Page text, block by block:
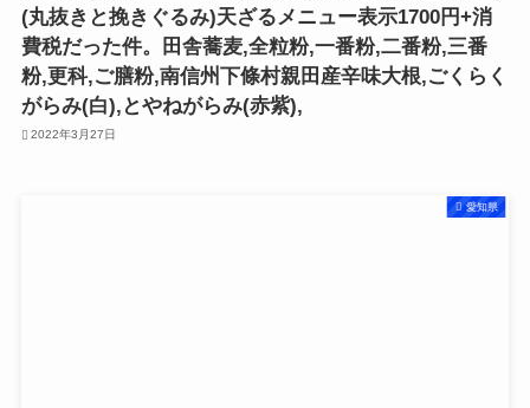
(丸抜きと挽きぐるみ)天ざるメニュー表示1700円+消
費税だった件。田舎蕎麦,全粒粉,一番粉,二番粉,三番
粉,更科,ご膳粉,南信州下條村親田産辛味大根,ごくらく
がらみ(白),とやねがらみ(赤紫),
2022年3月27日
愛知県